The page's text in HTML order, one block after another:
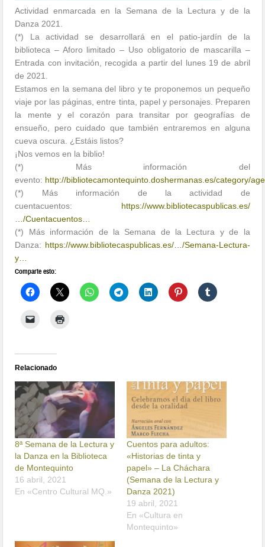
Actividad enmarcada en la Semana de la Lectura y de la
Danza 2021.
(*) La actividad se desarrollará en el patio-jardín de la
biblioteca – Aforo limitado – Uso obligatorio de mascarilla –
Entrada con invitación, recogida a partir del lunes 19 de abril
de 2021.
Estamos en la semana del libro y te proponemos un pequeño
viaje por las páginas, entre tinta, papel y personajes. Preparen
la mente y el corazón para transitar por geografías de
ensueño, pero cuidado que también entraremos en alguna
cueva oscura. ¿Estáis listos?
¡Nos vemos en la biblio!
(*) Más información del
evento: http://bibliotecamontequinto.doshermanas.es/category/
(*) Más información de la actividad de
cuentacuentos: https://www.bibliotecaspublicas.es/
…/Cuentacuentos…
(*) Más información de la Semana de la Lectura y de la
Danza: https://www.bibliotecaspublicas.es/…/Semana-Lectura-
y…
Comparte esto:
Relacionado
8ª Semana de la Lectura y
la Danza en la Biblioteca
de Montequinto
16 abril, 2021
En «Centro Cultural MQ.»
Cuentos para adultos:
«Historias de tinta y
papel» – La Cháchara
(Semana de la Lectura y
Danza 2021)
19 abril, 2021
En «Cultura en
Montequinto»